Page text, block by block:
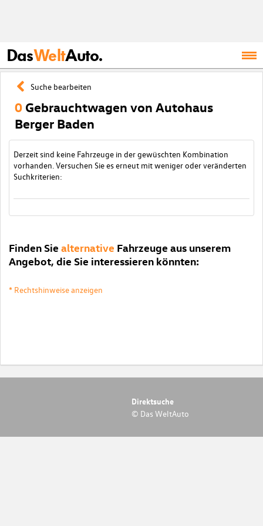
DasWeltAuto.
Suche bearbeiten
0 Gebrauchtwagen von Autohaus
Berger Baden
Derzeit sind keine Fahrzeuge in der gewüschten Kombination
vorhanden. Versuchen Sie es erneut mit weniger oder veränderten
Suchkriterien:
Finden Sie alternative Fahrzeuge aus unserem
Angebot, die Sie interessieren könnten:
* Rechtshinweise anzeigen
Direktsuche
© Das WeltAuto